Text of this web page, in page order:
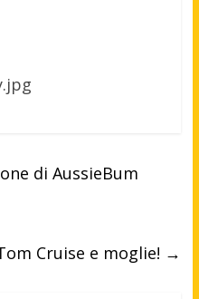
di AussieBum
Cruise e moglie! →